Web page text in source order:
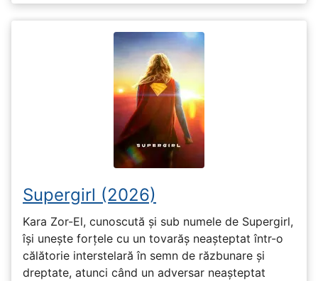
Supergirl (2026)
Kara Zor-El, cunoscută și sub numele de Supergirl,
își unește forțele cu un tovarăș neașteptat într-o
călătorie interstelară în semn de răzbunare și
dreptate, atunci când un adversar neașteptat